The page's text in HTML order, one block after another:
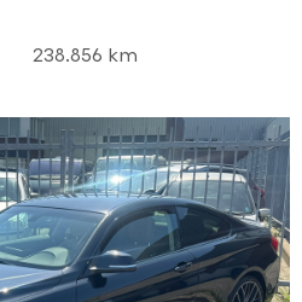
238.856 km